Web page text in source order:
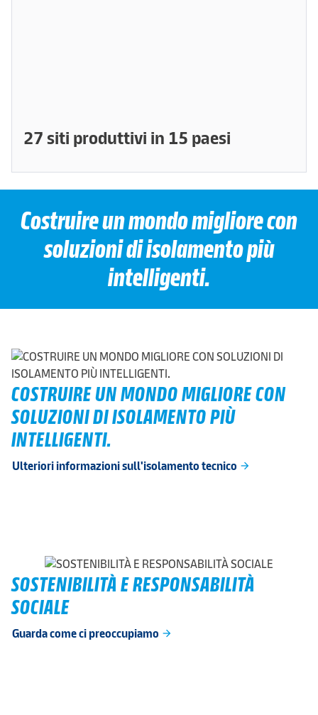
27 siti produttivi in ​​15 paesi
Costruire un mondo migliore con
soluzioni di isolamento più
intelligenti.
COSTRUIRE UN MONDO MIGLIORE CON
SOLUZIONI DI ISOLAMENTO PIÙ
INTELLIGENTI.
Ulteriori informazioni sull'isolamento tecnico arrow_forward
SOSTENIBILITÀ E RESPONSABILITÀ
SOCIALE
Guarda come ci preoccupiamo arrow_forward